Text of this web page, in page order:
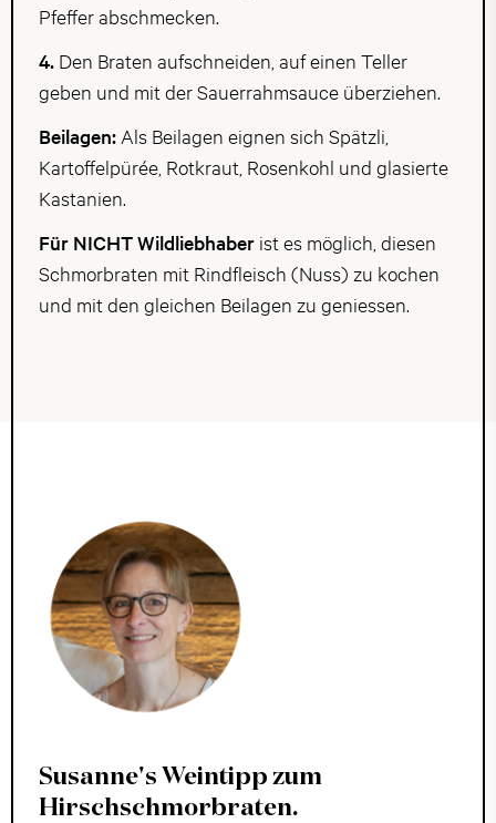
Pfeffer abschmecken.
4. Den Braten aufschneiden, auf einen Teller
geben und mit der Sauerrahmsauce überziehen.
Beilagen: Als Beilagen eignen sich Spätzli,
Kartoffelpürée, Rotkraut, Rosenkohl und glasierte
Kastanien.
Für NICHT Wildliebhaber ist es möglich, diesen
Schmorbraten mit Rindfleisch (Nuss) zu kochen
und mit den gleichen Beilagen zu geniessen.
Susanne's Weintipp zum
Hirschschmorbraten.